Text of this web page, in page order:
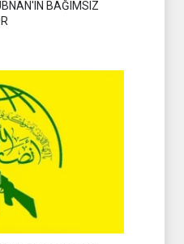
BAĞIMSIZ